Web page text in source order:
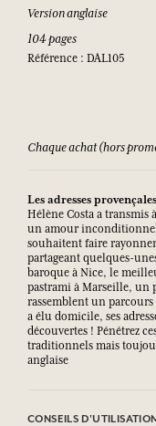
Version anglaise
104 pages
Référence : DAL105
Chaque achat (hors
Les adresses
Hélène Costa a transmis
un amour
souhaitent faire
partageant quelques-
baroque à Nice, le
pastrami à Marseille, un
rassemblent un
a élu domicile, ses
découvertes ! Pénétrez
traditionnels mais
anglaise
CONSEILS